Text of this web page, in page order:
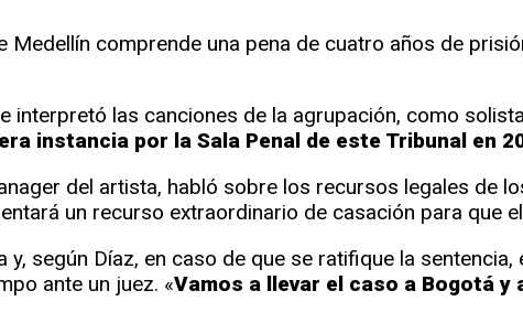
Medellín comprende una pena de cuatro años de
interpretó las canciones de la agrupación, como
instancia por la Sala Penal de este Tribunal en
del artista, habló sobre los recursos legales de
un recurso extraordinario de casación para que
según Díaz, en caso de que se ratifique la
ante un juez. «Vamos a llevar el caso a Bogotá